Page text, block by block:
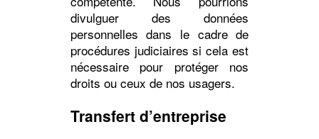
divulguer des données
personnelles dans le cadre de
procédures judiciaires si cela est
nécessaire pour protéger nos
droits ou ceux de nos usagers.
Transfert d’entreprise